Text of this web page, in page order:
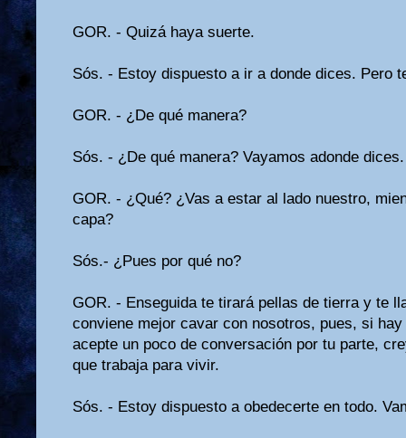
GOR. - Quizá haya suerte.
Sós. - Estoy dispuesto a ir a donde dices. Pero
GOR. - ¿De qué manera?
Sós. - ¿De qué manera? Vayamos adonde dices.
GOR. - ¿Qué? ¿Vas a estar al lado nuestro,
capa?
Sós.- ¿Pues por qué no?
GOR. - Enseguida te tirará pellas de tierra y te
conviene mejor cavar con nosotros, pues, si
acepte un poco de conversación por tu parte,
que trabaja para vivir.
Sós. - Estoy dispuesto a obedecerte en todo.